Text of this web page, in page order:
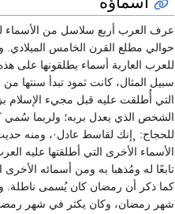
عرف العرب أربع سلاسل من الأسماء
حوالي مطلع القرن الخامس الميلادي.
للعرب العاربة أسماء يطلقونها على
سبيل المثال، كانت ثمود تبدأ
التي أُطلقت عليه قبل مجيء الإسلام
الشخص الذي يعدل بربه؛ ولربما سُمي
للحجاج: ¸إنك لقاسط عادل·، ومنه
الأسماء الأخرى التي أطلقتها عليه
تابعًا له ومُذهبا به ومن أسمائه الأخرى
كما ذكر أن رمضان كان يُسمى ناطلة.
شهر رمضان، وكان يكثر في شهر